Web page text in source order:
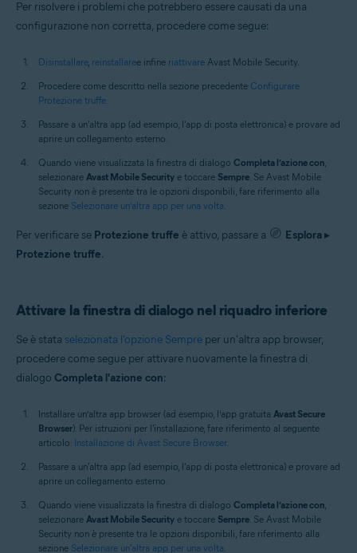
Per risolvere i problemi che potrebbero essere causati da una
configurazione non corretta, procedere come segue:
Disinstallare, reinstallaree infine riattivare Avast Mobile Security.
Procedere come descritto nella sezione precedente Configurare
Protezione truffe
Passare a un'altra app (ad esempio, l'app di posta elettronica) e provare ad
aprire un collegamento esterno.
Quando viene visualizzata la finestra di dialogo Completa l’azione con
selezionare Avast Mobile Security e toccare Sempre . Se Avast Mobile
Security non è presente tra le opzioni disponibili, fare riferimento alla
sezione Selezionare un’altra app per una volta
Per verificare se Protezione truffe è attivo, passare a Esplora▸
Protezione truffe.
Attivare la finestra di dialogo nel riquadro inferiore
Se è stata selezionata l'opzione Sempre per un'altra app browser,
procedere come segue per attivare nuovamente la finestra di
dialogo Completa l'azione con:
Installare un’altra app browser (ad esempio, l’app gratuita Avast Secure
Browser). Per istruzioni per l'installazione, fare riferimento al seguente
articolo: Installazione di Avast Secure Browser.
Passare a un'altra app (ad esempio, l'app di posta elettronica) e provare ad
aprire un collegamento esterno.
Quando viene visualizzata la finestra di dialogo Completa l’azione con
selezionare Avast Mobile Security e toccare Sempre . Se Avast Mobile
Security non è presente tra le opzioni disponibili, fare riferimento alla
sezione Selezionare un'altra app per una volta